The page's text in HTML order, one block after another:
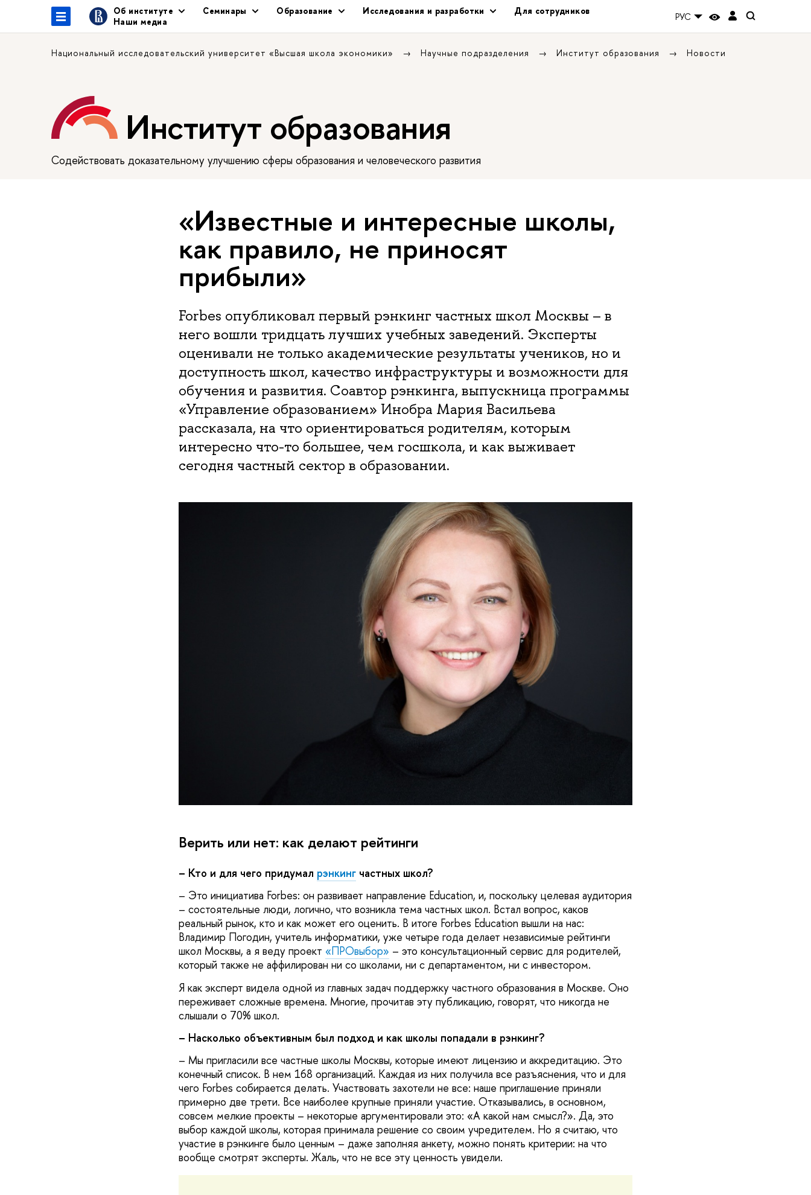
Об институте Семинары Образование Исследования и разработки
Для сотрудников
Наши медиа
РУС
Национальный исследовательский университет «Высшая школа экономики» Научные подразделения Институт образования Новости
Институт образования
Содействовать доказательному улучшению сферы образования и человеческого развития
«Известные и интересные школы,
как правило, не приносят
прибыли»
Forbes опубликовал первый рэнкинг частных школ Москвы – в
него вошли тридцать лучших учебных заведений. Эксперты
оценивали не только академические результаты учеников, но и
доступность школ, качество инфраструктуры и возможности для
обучения и развития. Соавтор рэнкинга, выпускница программы
«Управление образованием» Инобра Мария Васильева
рассказала, на что ориентироваться родителям, которым
интересно что-то большее, чем госшкола, и как выживает
сегодня частный сектор в образовании.
Верить или нет: как делают рейтинги
– Кто и для чего придумал рэнкингчастных школ?
– Это инициатива Forbes: он развивает направление Education, и, поскольку целевая аудитория
– состоятельные люди, логично, что возникла тема частных школ. Встал вопрос, каков
реальный рынок, кто и как может его оценить. В итоге Forbes Education вышли на нас:
Владимир Погодин, учитель информатики, уже четыре года делает независимые рейтинги
школ Москвы, а я веду проект «ПРОвыбор» – это консультационный сервис для родителей,
который также не аффилирован ни со школами, ни с департаментом, ни с инвестором.
Я как эксперт видела одной из главных задач поддержку частного образования в Москве. Оно
переживает сложные времена. Многие, прочитав эту публикацию, говорят, что никогда не
слышали о 70% школ.
– Насколько объективным был подход и как школы попадали в рэнкинг?
– Мы пригласили все частные школы Москвы, которые имеют лицензию и аккредитацию. Это
конечный список. В нем 168 организаций. Каждая из них получила все разъяснения, что и для
чего Forbes собирается делать. Участвовать захотели не все: наше приглашение приняли
примерно две трети. Все наиболее крупные приняли участие. Отказывались, в основном,
совсем мелкие проекты – некоторые аргументировали это: «А какой нам смысл?». Да, это
выбор каждой школы, которая принимала решение со своим учредителем. Но я считаю, что
участие в рэнкинге было ценным – даже заполняя анкету, можно понять критерии: на что
вообще смотрят эксперты. Жаль, что не все эту ценность увидели.